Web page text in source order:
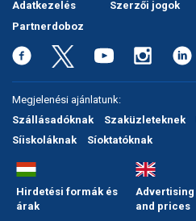
Adatkezelés
Szerzői jogok
Partnerdoboz
Megjelenési ajánlatunk:
Szállásadóknak
Szaküzleteknek
Síiskoláknak
Síoktatóknak
Hirdetési formák és
árak
and prices